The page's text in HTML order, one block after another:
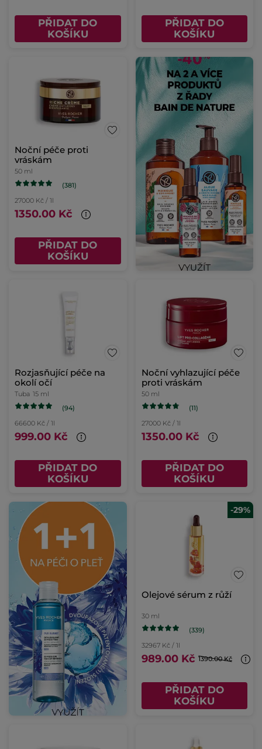
PŘIDAT DO
KOŠÍKU
PŘIDAT DO
KOŠÍKU
Noční péče proti
vráskám
50 ml
(381)
27000 Kč / 1l
1350.00 Kč
PŘIDAT DO
KOŠÍKU
Rozjasňující péče na
okolí očí
Tuba 15 ml
(94)
66600 Kč / 1l
999.00 Kč
PŘIDAT DO
KOŠÍKU
Noční vyhlazující péče
proti vráskám
50 ml
(11)
27000 Kč / 1l
1350.00 Kč
PŘIDAT DO
KOŠÍKU
-29%
Olejové sérum z růží
30 ml
(339)
32967 Kč / 1l
989.00 Kč 1390.00 Kč
PŘIDAT DO
KOŠÍKU